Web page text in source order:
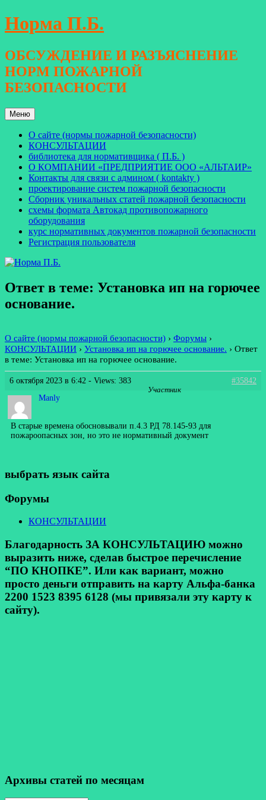
Перейти
к
Норма П.Б.
ОБСУЖДЕНИЕ И РАЗЪЯСНЕНИЕ
НОРМ ПОЖАРНОЙ
БЕЗОПАСНОСТИ
Меню
О сайте (нормы пожарной безопасности)
КОНСУЛЬТАЦИИ
библиотека для нормативщика ( П.Б. )
О КОМПАНИИ «ПРЕДПРИЯТИЕ ООО «АЛЬТАИР»
Контакты для связи с админом ( kontakty )
проектирование систем пожарной безопасности
Сборник уникальных статей пожарной безопасности
схемы формата Автокад противопожарного
оборудования
курс нормативных документов пожарной безопасности
Регистрация пользователя
Ответ в теме: Установка ип на горючее
основание.
О сайте (нормы пожарной безопасности) › Форумы ›
КОНСУЛЬТАЦИИ › Установка ип на горючее основание. › Ответ
в теме: Установка ип на горючее основание.
6 октября 2023 в 6:42 - Views: 383
#35842
Manly
Участник
В старые времена обосновывали п.4.3 РД 78.145-93 для
пожароопасных зон, но это не нормативный документ
выбрать язык сайта
Форумы
КОНСУЛЬТАЦИИ
Благодарность ЗА КОНСУЛЬТАЦИЮ можно
выразить ниже, сделав быстрое перечисление
“ПО КНОПКЕ”. Или как вариант, можно
просто деньги отправить на карту Альфа-банка
2200 1523 8395 6128 (мы привязали эту карту к
сайту).
Архивы статей по месяцам